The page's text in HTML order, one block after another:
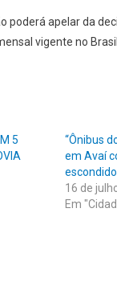
apelar da
vigente no
5
“Ônibus
em Avaí
16 de
Em